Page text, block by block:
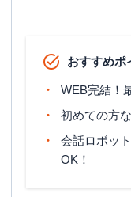
おすすめポ
WEB完結！
初めての方
会話ロボッ
OK！